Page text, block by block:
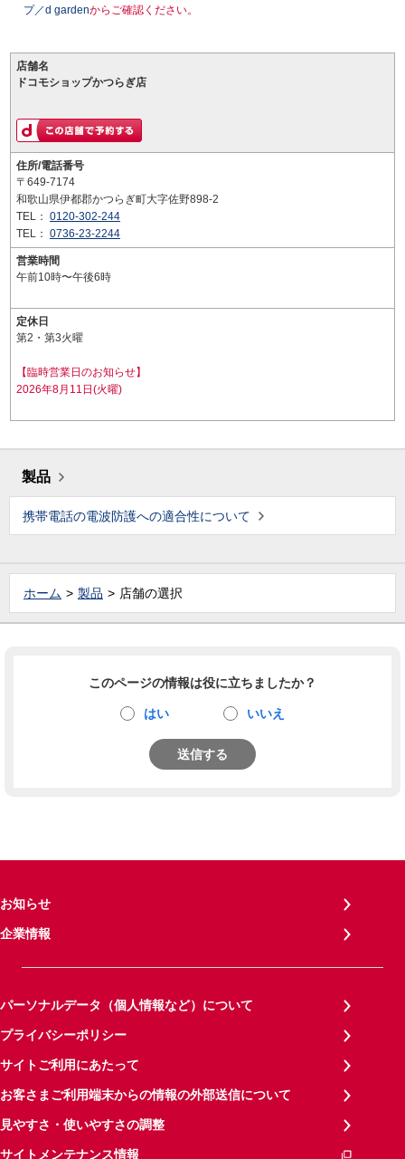
プ／d gardenからご確認ください。
店舗名
ドコモショップかつらぎ店
住所/電話番号
〒649-7174
和歌山県伊都郡かつらぎ町大字佐野898-2
TEL： 0120-302-244
TEL： 0736-23-2244
営業時間
午前10時〜午後6時
定休日
第2・第3火曜
【臨時営業日のお知らせ】
2026年8月11日(火曜)
製品
携帯電話の電波防護への適合性について
ホーム 製品 店舗の選択
このページの情報は役に立ちましたか？
はい いいえ
送信する
お知らせ
企業情報
パーソナルデータ（個人情報など）について
プライバシーポリシー
サイトご利用にあたって
お客さまご利用端末からの情報の外部送信について
見やすさ・使いやすさの調整
サイトメンテナンス情報